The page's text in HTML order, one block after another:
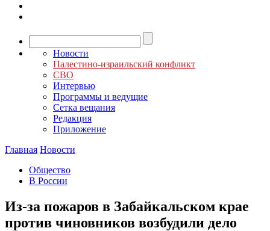
Новости
Палестино-израильский конфликт
СВО
Интервью
Программы и ведущие
Сетка вещания
Редакция
Приложение
Главная Новости
Общество
В России
Из-за пожаров в Забайкальском крае
против чиновников возбудили дело